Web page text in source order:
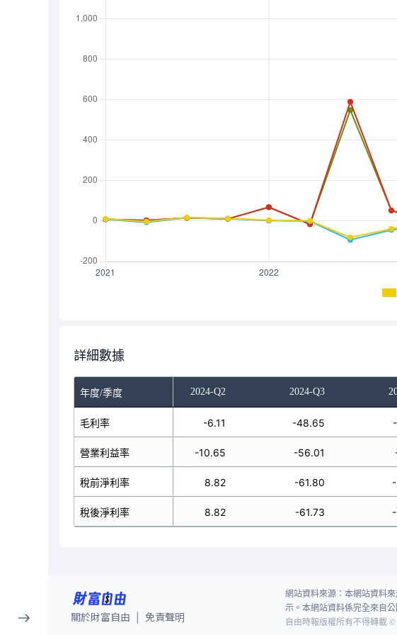
詳細數據
年度/季度
2024-Q1 2024-Q2 2024-Q3
毛利率
營業利益率
稅前淨利率
稅後淨利率
-15.73 -6.11 -48.65
-19.18 -10.65 -56.01
-25.19 8.82 -61.80
-25.19 8.82 -61.73
關於財富自由 免責聲明
網站資料來源：本網站資料
示。本網站資料係完全來自
自由時報版權所有不得轉載 ©